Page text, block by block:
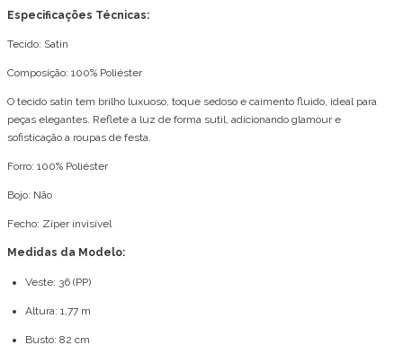
Especificações Técnicas:
Tecido: Satin
Composição: 100% Poliéster
O tecido satin tem brilho luxuoso, toque sedoso e caimento fluido, ideal para
peças elegantes. Reflete a luz de forma sutil, adicionando glamour e
sofisticação a roupas de festa.
Forro: 100% Poliéster
Bojo: Não
Fecho: Zíper invisível
Medidas da Modelo:
Veste: 36 (PP)
Altura: 1,77 m
Busto: 82 cm